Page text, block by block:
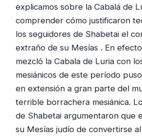
explicamos sobre la Cabalá de
comprender cómo justificaron
los seguidores de Shabetai el
extraño de su Mesías . En
mezcló la Cabala de Luria con
mesiánicos de este período
en extensión a gran parte del
terrible borrachera mesiánica.
de Shabetai argumentaron que
su Mesías judío de convertirse